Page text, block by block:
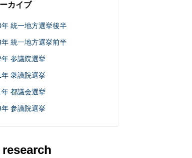
カイブ
年 統一地方選挙後半
年 統一地方選挙前半
参議院選挙
衆議院選挙
都議会選挙
参議院選挙